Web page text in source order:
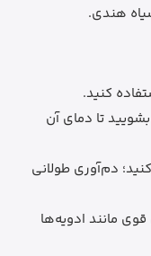
هندی.
کنید.
تا دمای آن
دم‌آوری طولانی
مانند ادویه‌ها